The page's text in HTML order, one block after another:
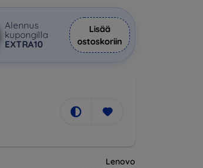
Alennus
kupongilla
EXTRA10
Lisää
ostoskoriin
Lenovo